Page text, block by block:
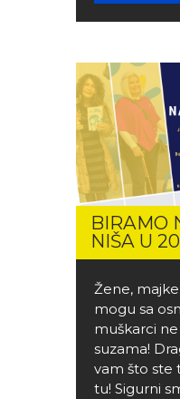
BIRAMO
NIŠA U
Žene,
mogu sa
muškarci
suzama!
vam što ste
tu! Sigurni